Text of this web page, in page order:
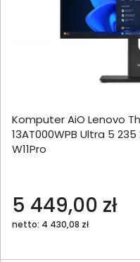
Komputer AiO Lenovo
13AT000WPB Ultra 5 235
W11Pro
5 449,00 zł
netto: 4 430,08 zł